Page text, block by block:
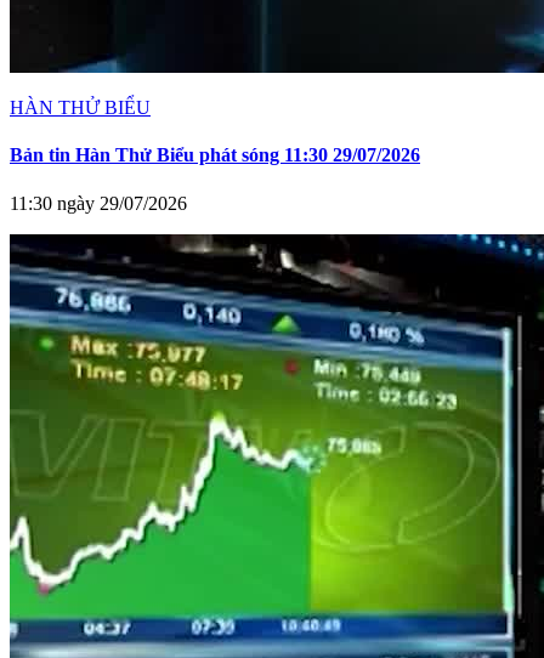
HÀN THỬ BIỂU
Bản tin Hàn Thử Biểu phát sóng 11:30 29/07/2026
11:30 ngày 29/07/2026